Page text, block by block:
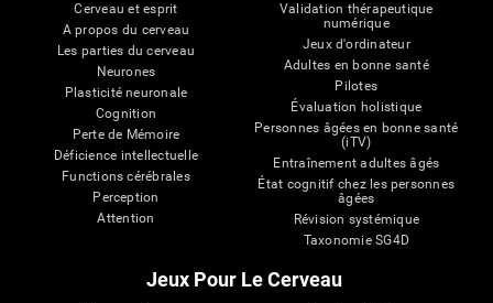
Cerveau et esprit
A propos du cerveau
Les parties du cerveau
Neurones
Plasticité neuronale
Cognition
Perte de Mémoire
Déficience intellectuelle
Functions cérébrales
Perception
Attention
Validation thérapeutique
numérique
Jeux d'ordinateur
Adultes en bonne santé
Pilotes
Évaluation holistique
Personnes âgées en bonne santé
(iTV)
Entraînement adultes âgés
État cognitif chez les personnes
âgées
Révision systémique
Taxonomie SG4D
Jeux Pour Le Cerveau